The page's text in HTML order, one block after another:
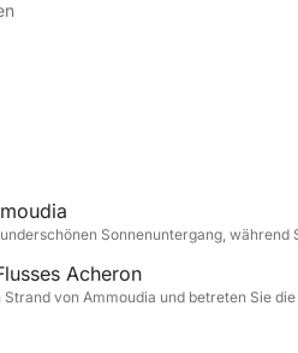
Meeresbrise. Die Reise
besuchen Sie lokale
der Tavernen am Flussufer
wichtig: Das Boot verfügt
Sonnenliege und eine
stehen Ihnen ebenfalls zur
Sonnenuntergang, während
Acheron
Strand von Ammoudia und betreten Sie